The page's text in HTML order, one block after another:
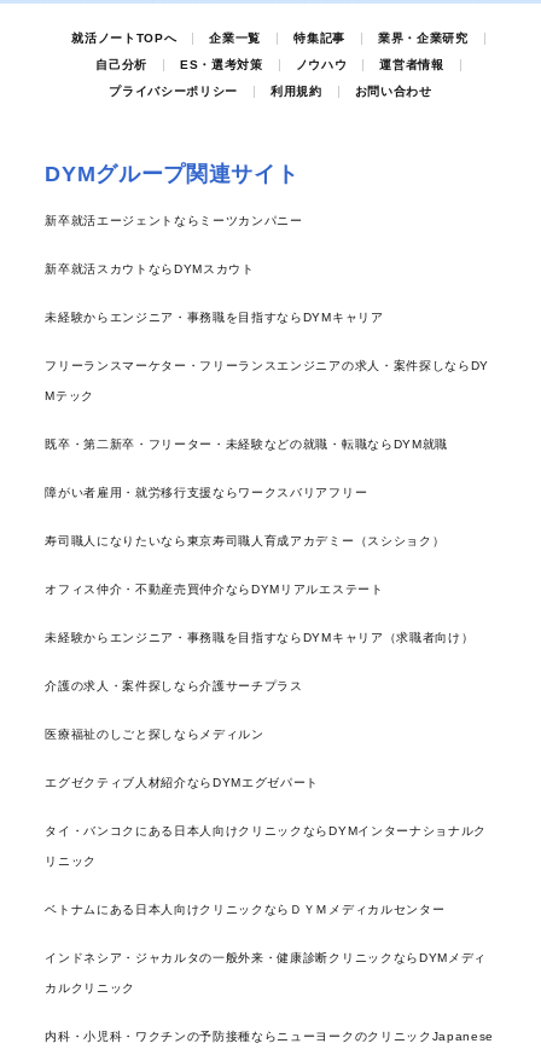
就活ノートTOPへ 企業一覧 特集記事
業界・企業研究
自己分析
ES・選考対策 ノウハウ
運営者情報
プライバシーポリシー
利用規約 お問い合わせ
DYMグループ関連サイト
新卒就活エージェントならミーツカンパニー
新卒就活スカウトならDYMスカウト
未経験からエンジニア・事務職を目指すならDYMキャリア
フリーランスマーケター・フリーランスエンジニアの求人・案件探しならDY
Mテック
既卒・第二新卒・フリーター・未経験などの就職・転職ならDYM就職
障がい者雇用・就労移行支援ならワークスバリアフリー
寿司職人になりたいなら東京寿司職人育成アカデミー（スシショク）
オフィス仲介・不動産売買仲介ならDYMリアルエステート
未経験からエンジニア・事務職を目指すならDYMキャリア（求職者向け）
介護の求人・案件探しなら介護サーチプラス
医療福祉のしごと探しならメディルン
エグゼクティブ人材紹介ならDYMエグゼパート
タイ・バンコクにある日本人向けクリニックならDYMインターナショナルク
リニック
ベトナムにある日本人向けクリニックならＤＹＭメディカルセンター
インドネシア・ジャカルタの一般外来・健康診断クリニックならDYMメディ
カルクリニック
内科・小児科・ワクチンの予防接種ならニューヨークのクリニックJapanese